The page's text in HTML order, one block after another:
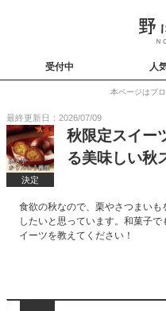
受付中 人
本ページはプ
最終更新日：2026/07/09
決定
秋限定スイー
る美味しい秋
食欲の秋なので、栗やさつまい
したいと思っています。和菓子
イーツを教えてください！